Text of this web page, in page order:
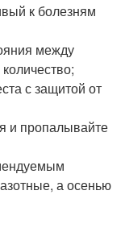
к болезням
между
с защитой от
и пропалывайте
а осенью